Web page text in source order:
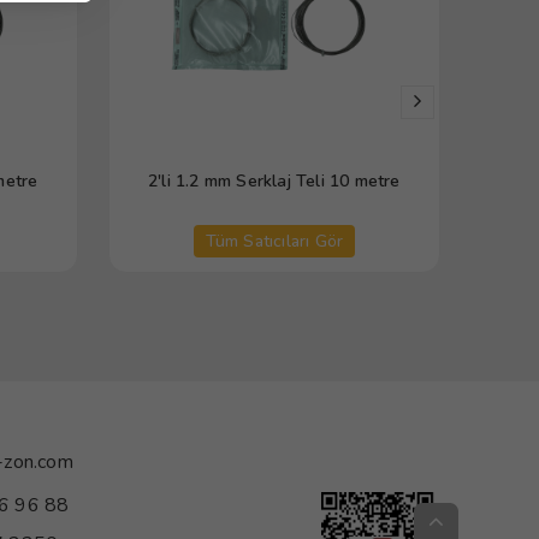
2'li 1.2 mm Serklaj Teli 10 metre
Tüm Satıcıları Gör
96 88